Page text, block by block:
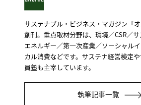
サステナブル・ビジネス・マガジン「
創刊。重点取材分野は、環境／CSR／
エネルギー／第一次産業／ソーシャル
カル消費などです。サステナ経営検定
員塾も主宰しています。
執筆記事一覧